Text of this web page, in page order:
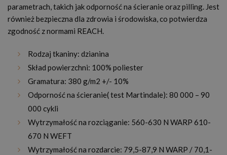
parametrach, takich jak odporność na ścieranie oraz pilling. Jest
również bezpieczna dla zdrowia i środowiska, co potwierdza
zgodność z normami REACH.
Rodzaj tkaniny: dzianina
Skład powierzchni: 100% poliester
Gramatura: 380 g/m2 +/- 10%
Odporność na ścieranie( test Martindale): 80 000 – 90
000 cykli
Wytrzymałość na rozciąganie: 560-630 N WARP 610-
670 N WEFT
Wytrzymałość na rozdarcie: 79,5-87,9 N WARP / 70,1-